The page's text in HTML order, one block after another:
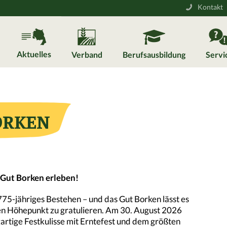
Kontakt
Aktuelles Verband Berufsausbildung
Borken erleben!
jähriges Bestehen – und das Gut Borken lässt es
Höhepunkt zu gratulieren. Am 30. August 2026
Festkulisse mit Erntefest und dem größten